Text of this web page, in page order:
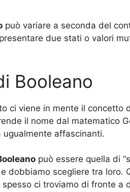
può variare a seconda del
due stati o valori
Booleano
ci viene in mente il concetto
il nome dal matematico
affascinanti.
può essere quella di
dobbiamo scegliere tra loro.
ci troviamo di fronte a